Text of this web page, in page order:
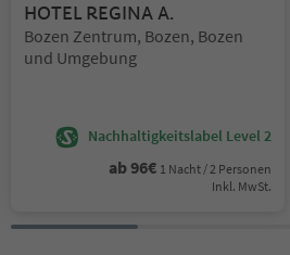
HOTEL REGINA A.
Standort:
Bozen Zentrum, Bozen, Bozen
und Umgebung
Nachhaltigkeitslabel Level 2
ab96€ 1 Nacht / 2 Personen
Inkl. MwSt.